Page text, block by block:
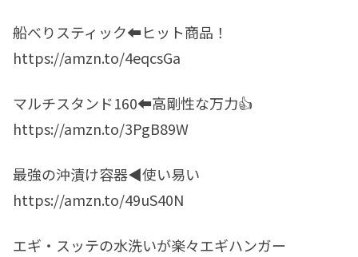
船べりスティック⬅︎ヒット商品！
https://amzn.to/4eqcsGa
マルチスタンド160⬅︎高剛性な万力👍
https://amzn.to/3PgB89W
最強の沖漬け容器◀︎使い易い
https://amzn.to/49uS40N
エギ・スッテの水洗いが楽々エギハンガー